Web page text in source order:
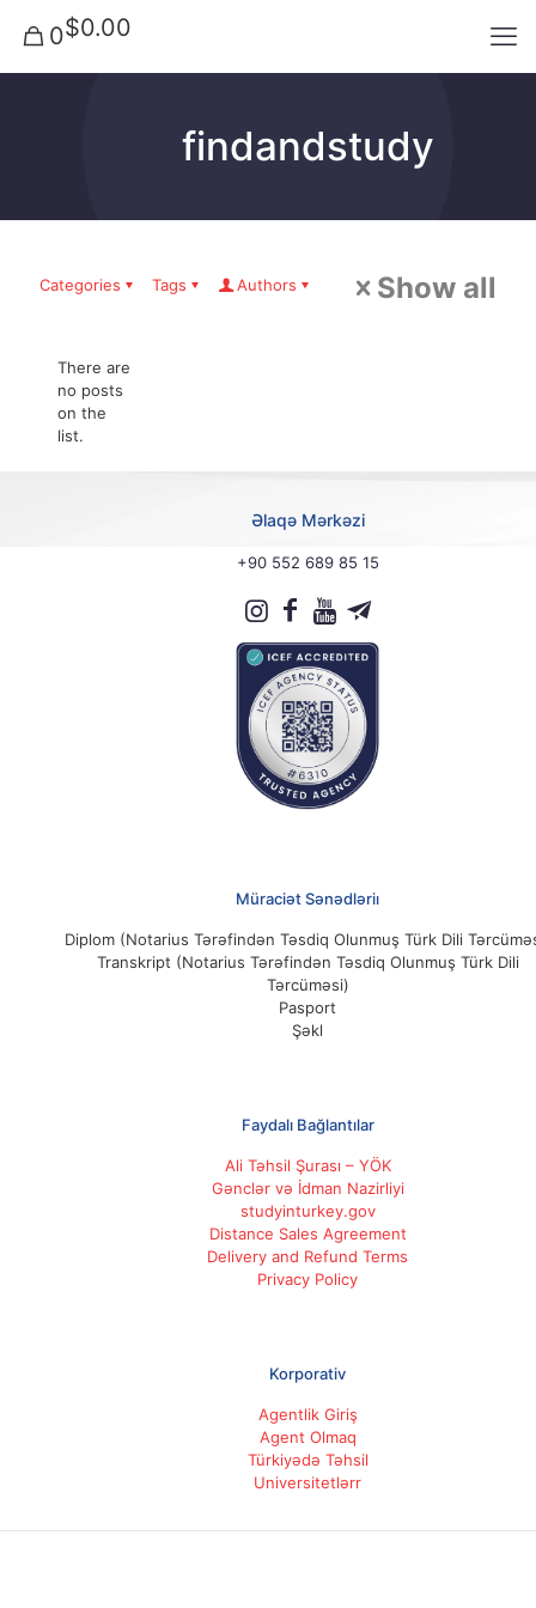
0$0.00
findandstudy
Categories Tags Authors Show all
There are
no posts
on the
list.
Əlaqə Mərkəzi
+90 552 689 85 15
Müraciət Sənədləriı
Diplom (Notarius Tərəfindən Təsdiq Olunmuş Türk Dili
Transkript (Notarius Tərəfindən Təsdiq Olunmuş Türk Dili
Tərcüməsi)
Pasport
Şəkl
Faydalı Bağlantılar
Ali Təhsil Şurası – YÖK
Gənclər və İdman Nazirliyi
studyinturkey.gov
Distance Sales Agreement
Delivery and Refund Terms
Privacy Policy
Korporativ
Agentlik Giriş
Agent Olmaq
Türkiyədə Təhsil
Universitetlərr